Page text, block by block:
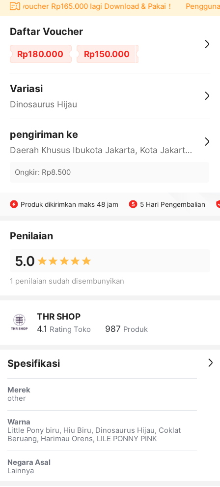
voucher Rp165.000 lagi Download & Pakai！ Pengguna
Daftar Voucher
Rp180.000 Rp150.000
Variasi
Dinosaurus Hijau
pengiriman ke
Daerah Khusus Ibukota Jakarta, Kota Jakarta Barat, Cengkareng, yy
Ongkir: Rp8.500
Produk dikirimkan maks 48 jam 5 Hari Pengembalian
Penilaian
5.0
1 penilaian sudah disembunyikan
THR SHOP
4.1 Rating Toko 987 Produk
Spesifikasi
Merek
other
Warna
Little Pony biru, Hiu Biru, Dinosaurus Hijau, Coklat
Beruang, Harimau Orens, LILE PONNY PINK
Negara Asal
Lainnya